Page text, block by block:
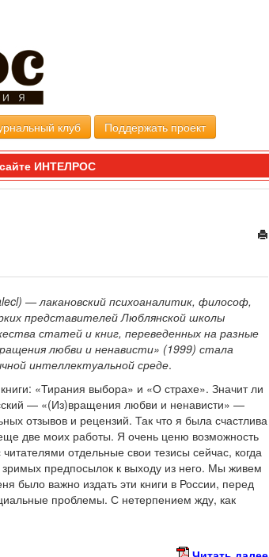
клуб Поддержать проект
ИНТЕЛРОС
— лакановский психоаналитик, философ,
представителей Люблянской школы
статей и книг, переведенных на разные
любви и ненависти» (1999) стала
интеллектуальной среде.
«Тирания выбора» и «О страхе». Значит ли
— «(Из)вращения любви и ненависти» —
отзывов и рецензий. Так что я была счастлива
две моих работы. Я очень ценю возможность
отдельные свои тезисы сейчас, когда
предпосылок к выходу из него. Мы живем
было важно издать эти книги в России, перед
проблемы. С нетерпением жду, как